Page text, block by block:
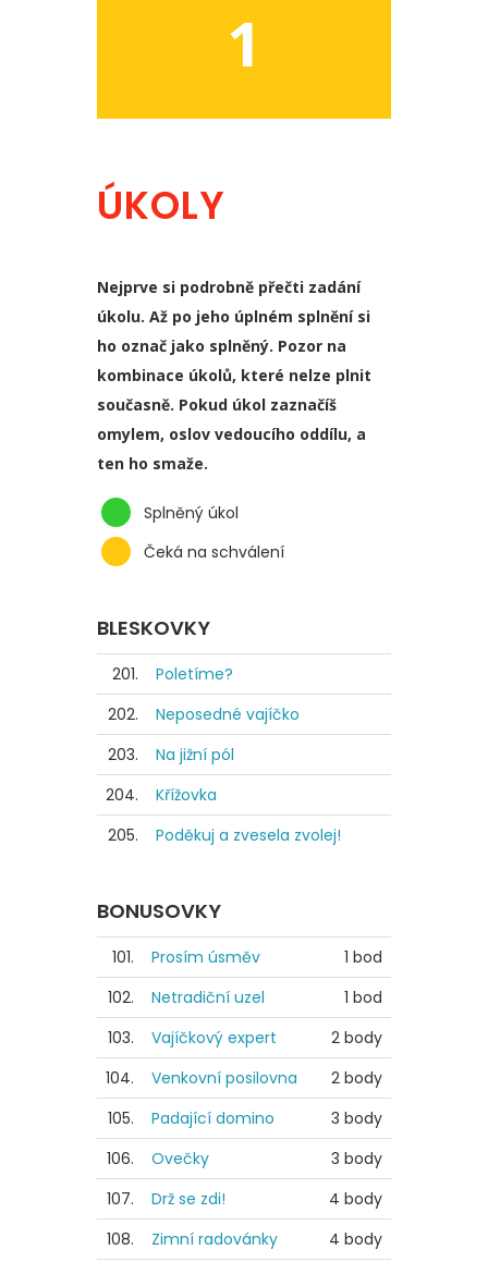
1
ÚKOLY
Nejprve si podrobně přečti zadání
úkolu. Až po jeho úplném splnění si
ho označ jako splněný. Pozor na
kombinace úkolů, které nelze plnit
současně. Pokud úkol zaznačíš
omylem, oslov vedoucího oddílu, a
ten ho smaže.
Splněný úkol
Čeká na schválení
BLESKOVKY
201.
Poletíme?
202.
Neposedné vajíčko
203.
Na jižní pól
204.
Křížovka
205.
Poděkuj a zvesela zvolej!
BONUSOVKY
101. Prosím úsměv
1 bod
102.
Netradiční uzel
1 bod
103.
Vajíčkový expert
2 body
104.
Venkovní posilovna
2 body
105.
Padající domino
3 body
106.
Ovečky
3 body
107.
Drž se zdi!
4 body
108.
Zimní radovánky
4 body